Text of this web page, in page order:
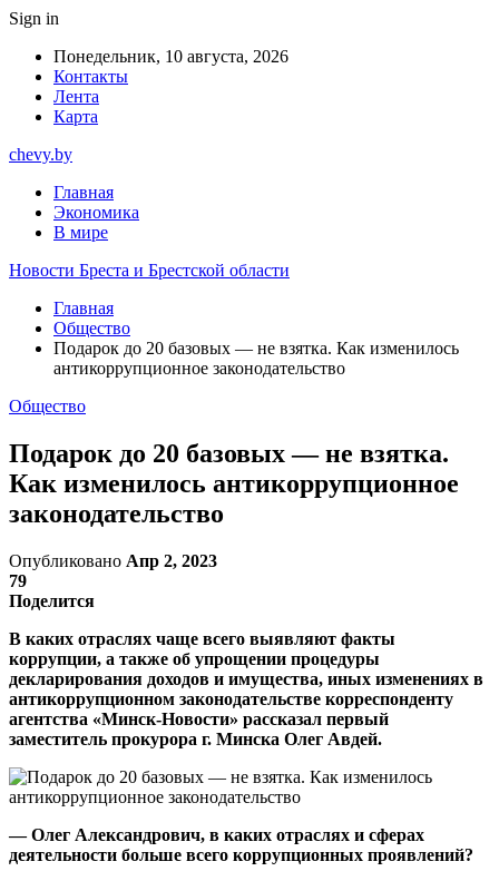
Sign in
Понедельник, 10 августа, 2026
Контакты
Лента
Карта
chevy.by
Главная
Экономика
В мире
Новости Бреста и Брестской области
Главная
Общество
Подарок до 20 базовых — не взятка. Как изменилось
антикоррупционное законодательство
Общество
Подарок до 20 базовых — не взятка.
Как изменилось антикоррупционное
законодательство
Опубликовано Апр 2, 2023
79
Поделится
В каких отраслях чаще всего выявляют факты
коррупции, а также об упрощении процедуры
декларирования доходов и имущества, иных изменениях в
антикоррупционном законодательстве корреспонденту
агентства «Минск-Новости» рассказал первый
заместитель прокурора г. Минска Олег Авдей.
— Олег Александрович, в каких отраслях и сферах
деятельности больше всего коррупционных проявлений?